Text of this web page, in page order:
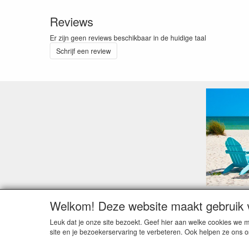
Reviews
Er zijn geen reviews beschikbaar in de huidige taal
Schrijf een review
Geachte klant,
Zoals elk jaar zorgt de verlofperiode, naast een hoop
Sommige fabrikanten sluiten of werken met een
Bestellingen die vanaf +/- 15 juli geplaatst worden kunnen
Welkom! Deze website maakt gebruik
Leuk dat je onze site bezoekt. Geef hier aan welke cookies we
site en je bezoekerservaring te verbeteren. Ook helpen ze ons